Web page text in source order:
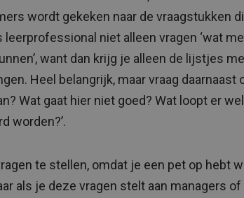
wordt gekeken naar de vraagstukken
leerprofessional niet alleen vragen ‘wat
want dan krijg je alleen de lijstjes
Heel belangrijk, maar vraag daarnaast
Wat gaat hier niet goed? Wat loopt er
worden?’.
te stellen, omdat je een pet op hebt
als je deze vragen stelt aan managers of